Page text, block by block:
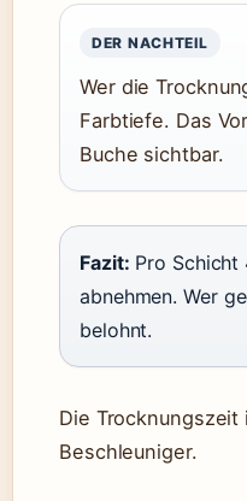
DER NACHTEIL
Wer die
Farbtiefe. Das
Buche sichtbar.
Fazit: Pro Schicht
abnehmen. Wer
belohnt.
Die
Beschleuniger.